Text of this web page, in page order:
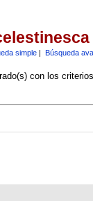
simple| Búsqueda
con los